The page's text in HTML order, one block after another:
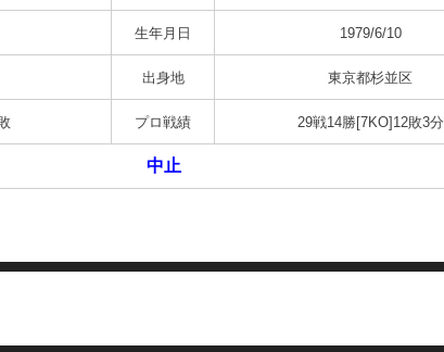
生年月日 1979/6/10
出身地 東京都杉並区
プロ戦績 29戦14勝[7KO]12敗3分
中止